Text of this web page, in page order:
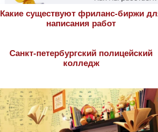
Какие существуют фриланс-биржи
написания работ
Санкт-петербургский полицейский
колледж